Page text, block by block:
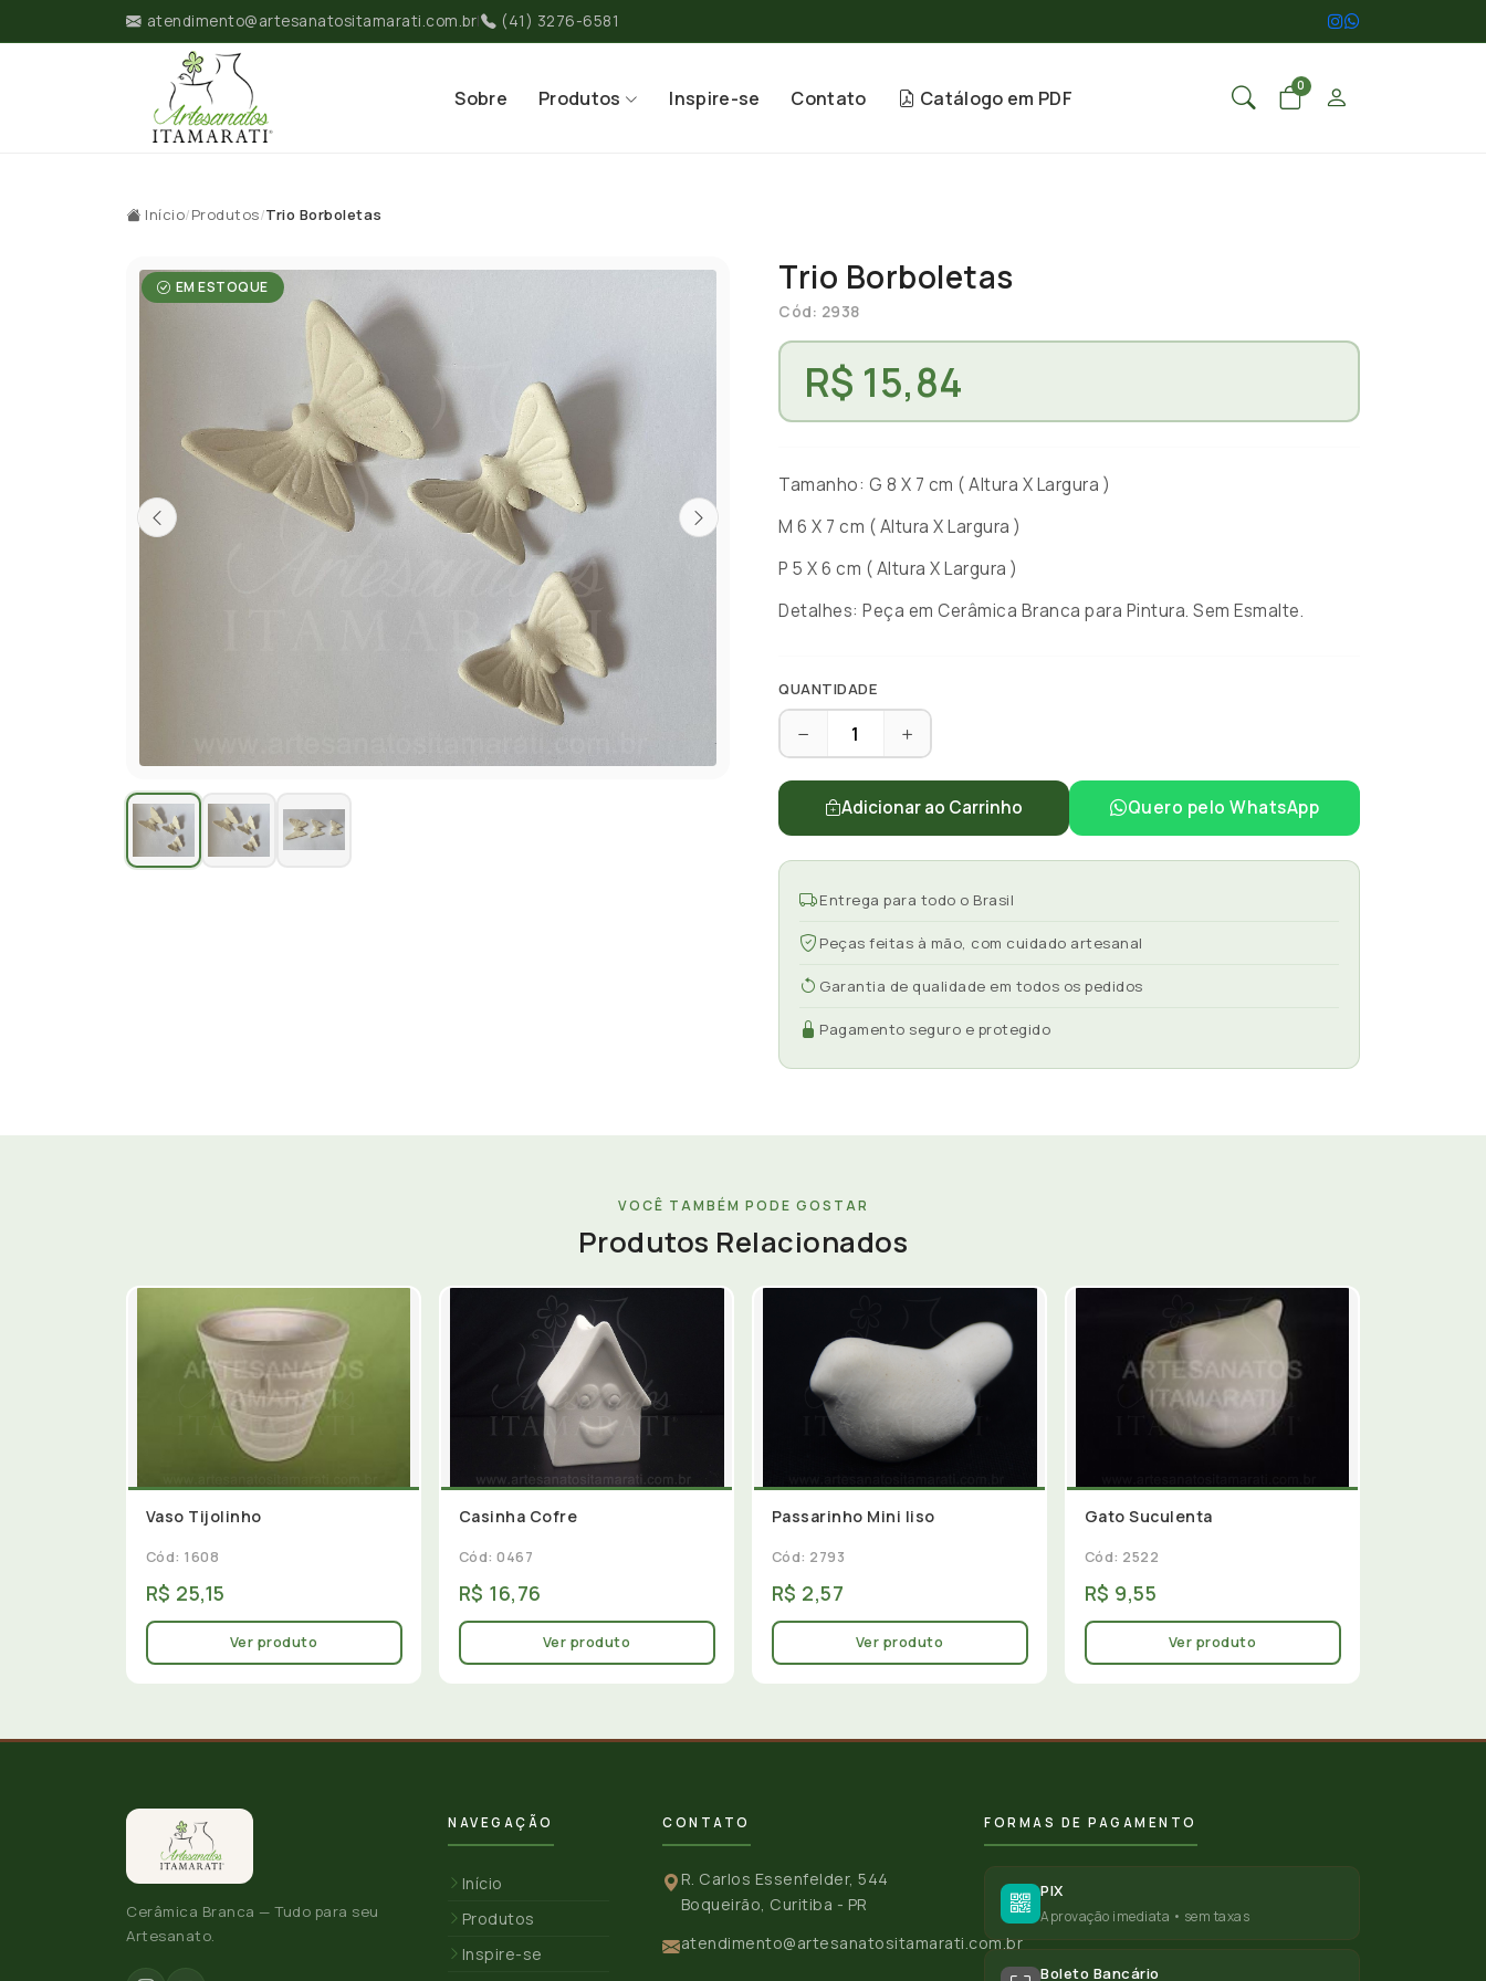
atendimento@artesanatositamarati.com.br| (41) 3276-6581
Sobre Produtos Inspire-se Contato Catálogo em PDF
0
Início/Produtos/Trio Borboletas
EM ESTOQUE Trio Borboletas
Cód: 2938
R$ 15,84
Tamanho: G 8 X 7 cm ( Altura X Largura )
M 6 X 7 cm ( Altura X Largura )
P 5 X 6 cm ( Altura X Largura )
Detalhes: Peça em Cerâmica Branca para Pintura. Sem Esmalte.
QUANTIDADE
Adicionar ao Carrinho Quero pelo WhatsApp
Entrega para todo o Brasil
Peças feitas à mão, com cuidado artesanal
Garantia de qualidade em todos os pedidos
Pagamento seguro e protegido
VOCÊ TAMBÉM PODE GOSTAR
Produtos Relacionados
Vaso Tijolinho
Cód: 1608
R$ 25,15
Ver produto
Casinha Cofre
Cód: 0467
R$ 16,76
Ver produto
Passarinho Mini liso
Cód: 2793
R$ 2,57
Ver produto
Gato Suculenta
Cód: 2522
R$ 9,55
Ver produto
Cerâmica Branca — Tudo para seu
Artesanato.
NAVEGAÇÃO
Início
Produtos
Inspire-se
CONTATO
R. Carlos Essenfelder, 544
Boqueirão, Curitiba - PR
atendimento@artesanatositamarati.com.br
FORMAS DE PAGAMENTO
PIX
Aprovação imediata • sem taxas
Boleto Bancário